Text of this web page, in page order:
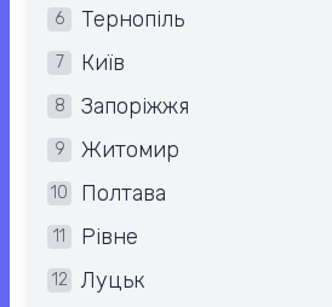
6 Тернопіль
7 Київ
8 Запоріжжя
9 Житомир
10 Полтава
11 Рівне
12 Луцьк